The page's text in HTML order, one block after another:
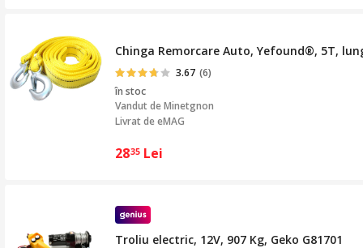
Chinga Remorcare Auto, Yefound®, 5T,
3.67 (6)
în stoc
Vandut deMinetgnon
Livrat de eMAG
2835 Lei
Troliu electric, 12V, 907 Kg, Geko G81701